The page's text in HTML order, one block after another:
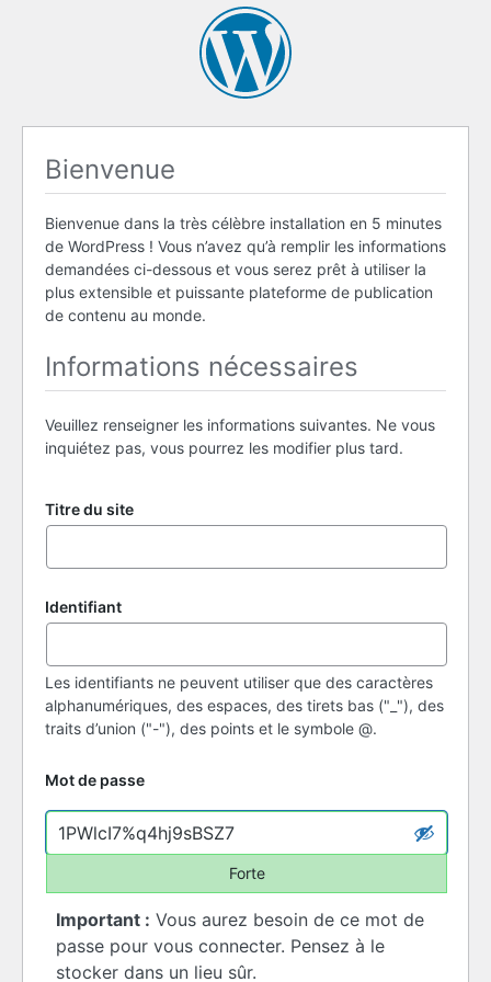
Bienvenue
Bienvenue dans la très célèbre installation en 5 minutes
de WordPress ! Vous n’avez qu’à remplir les informations
demandées ci-dessous et vous serez prêt à utiliser la
plus extensible et puissante plateforme de publication
de contenu au monde.
Informations nécessaires
Veuillez renseigner les informations suivantes. Ne vous
inquiétez pas, vous pourrez les modifier plus tard.
Titre du site
Identifiant
Les identifiants ne peuvent utiliser que des caractères
alphanumériques, des espaces, des tirets bas ("_"), des
traits d’union ("-"), des points et le symbole @.
Mot de passe
Forte
Important : Vous aurez besoin de ce mot de
passe pour vous connecter. Pensez à le
stocker dans un lieu sûr.